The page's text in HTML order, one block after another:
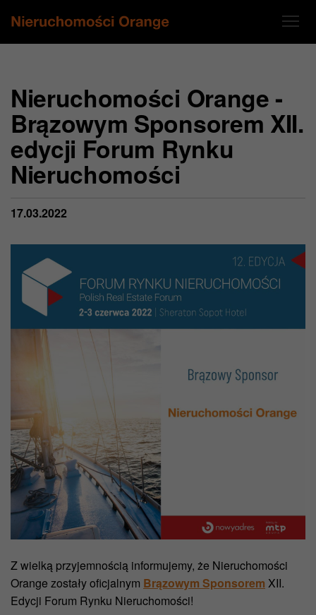
Nieruchomości Orange -
Brązowym Sponsorem XII.
edycji Forum Rynku
Nieruchomości
17.03.2022
Z wielką przyjemnością informujemy, że Nieruchomości
Orange zostały oficjalnym Brązowym Sponsorem XII.
Edycji Forum Rynku Nieruchomości!